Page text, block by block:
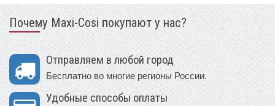
Почему Maxi-Cosi покупают у нас?
Отправляем в любой город
Бесплатно во многие регионы России.
Удобные способы оплаты